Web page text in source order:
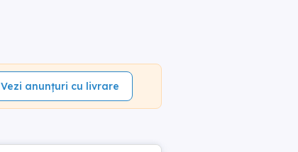
Vezi anunțuri cu livrare